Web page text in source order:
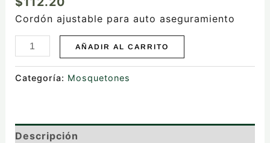
Cordón ajustable para auto aseguramiento
AÑADIR AL CARRITO
Categoría: Mosquetones
Descripción